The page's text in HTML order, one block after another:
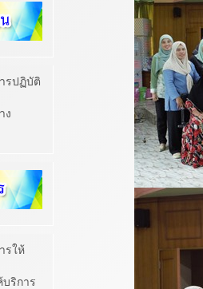
รปฏิบัติ
ง
รให้
ริการ